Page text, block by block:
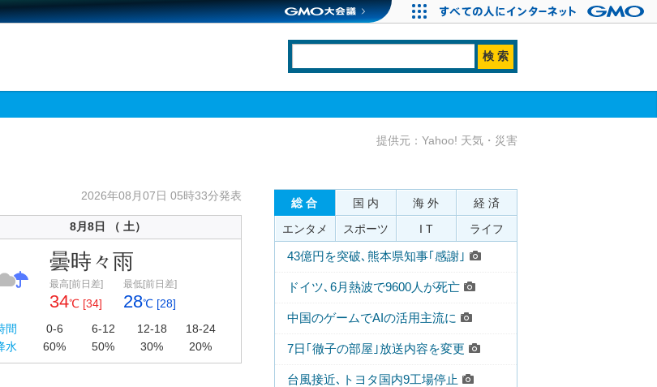
2026年08月07日 05時33分発表
8月8日 （ 土）
曇時々雨
最高[前日差]
34℃ [34]
最低[前日差]
28℃ [28]
間 0-6 6-12 12-18
18-24
水
60% 50% 30% 20%
提供元：Yahoo! 天気・災害
総 合 国 内 海 外
経 済
エンタメ
スポーツ I T ライフ
43億円を突破､熊本県知事｢感謝｣
ドイツ､6月熱波で9600人が死亡
中国のゲームでAIの活用主流に
7日｢徹子の部屋｣放送内容を変更
台風接近､トヨタ国内9工場停止